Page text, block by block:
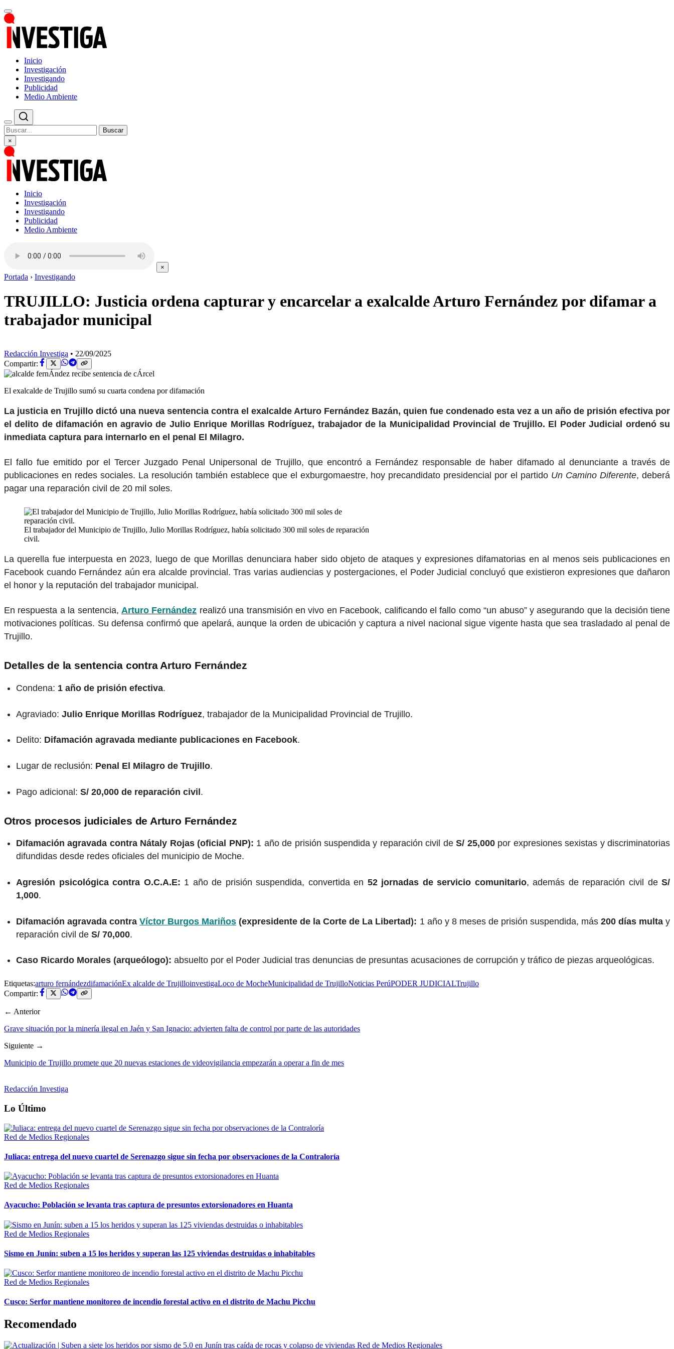
Inicio
Investigación
Investigando
Publicidad
Medio Ambiente
Buscar
×
Inicio
Investigación
Investigando
Publicidad
Medio Ambiente
×
Portada › Investigando
TRUJILLO: Justicia ordena capturar y encarcelar a exalcalde Arturo Fernández por difamar a
trabajador municipal
Redacción Investiga • 22/09/2025
Compartir:
El exalcalde de Trujillo sumó su cuarta condena por difamación
La justicia en Trujillo dictó una nueva sentencia contra el exalcalde Arturo Fernández Bazán, quien fue condenado esta vez a un año de prisión efectiva por
el delito de difamación en agravio de Julio Enrique Morillas Rodríguez, trabajador de la Municipalidad Provincial de Trujillo. El Poder Judicial ordenó su
inmediata captura para internarlo en el penal El Milagro.
El fallo fue emitido por el Tercer Juzgado Penal Unipersonal de Trujillo, que encontró a Fernández responsable de haber difamado al denunciante a través de
publicaciones en redes sociales. La resolución también establece que el exburgomaestre, hoy precandidato presidencial por el partido Un Camino Diferente, deberá
pagar una reparación civil de 20 mil soles.
El trabajador del Municipio de Trujillo, Julio Morillas Rodríguez, había solicitado 300 mil soles de reparación
civil.
La querella fue interpuesta en 2023, luego de que Morillas denunciara haber sido objeto de ataques y expresiones difamatorias en al menos seis publicaciones en
Facebook cuando Fernández aún era alcalde provincial. Tras varias audiencias y postergaciones, el Poder Judicial concluyó que existieron expresiones que dañaron
el honor y la reputación del trabajador municipal.
En respuesta a la sentencia, Arturo Fernández realizó una transmisión en vivo en Facebook, calificando el fallo como “un abuso” y asegurando que la decisión tiene
motivaciones políticas. Su defensa confirmó que apelará, aunque la orden de ubicación y captura a nivel nacional sigue vigente hasta que sea trasladado al penal de
Trujillo.
Detalles de la sentencia contra Arturo Fernández
Condena: 1 año de prisión efectiva.
Agraviado: Julio Enrique Morillas Rodríguez, trabajador de la Municipalidad Provincial de Trujillo.
Delito: Difamación agravada mediante publicaciones en Facebook.
Lugar de reclusión: Penal El Milagro de Trujillo.
Pago adicional: S/ 20,000 de reparación civil.
Otros procesos judiciales de Arturo Fernández
Difamación agravada contra Nátaly Rojas (oficial PNP): 1 año de prisión suspendida y reparación civil deS/ 25,000por expresiones sexistas y discriminatorias
difundidas desde redes oficiales del municipio de Moche.
Agresión psicológica contra O.C.A.E: 1 año de prisión suspendida, convertida en 52 jornadas de servicio comunitario, además de reparación civil deS/
1,000.
Difamación agravada contraVíctor Burgos Mariños (expresidente de la Corte de La Libertad): 1 año y 8 meses de prisión suspendida, más 200 días multa y
reparación civil de S/ 70,000.
Caso Ricardo Morales (arqueólogo): absuelto por el Poder Judicial tras denuncias de presuntas acusaciones de corrupción y tráfico de piezas arqueológicas.
Etiquetas:arturo fernándezdifamaciónEx alcalde de TrujilloinvestigaLoco de MocheMunicipalidad de TrujilloNoticias PerúPODER JUDICIALTrujillo
Compartir:
← Anterior
Grave situación por la minería ilegal en Jaén y San Ignacio: advierten falta de control por parte de las autoridades
Siguiente →
Municipio de Trujillo promete que 20 nuevas estaciones de videovigilancia empezarán a operar a fin de mes
Redacción Investiga
Lo Último
Red de Medios Regionales
Juliaca: entrega del nuevo cuartel de Serenazgo sigue sin fecha por observaciones de la Contraloría
Red de Medios Regionales
Ayacucho: Población se levanta tras captura de presuntos extorsionadores en Huanta
Red de Medios Regionales
Sismo en Junín: suben a 15 los heridos y superan las 125 viviendas destruidas o inhabitables
Red de Medios Regionales
Cusco: Serfor mantiene monitoreo de incendio forestal activo en el distrito de Machu Picchu
Recomendado
Red de Medios Regionales